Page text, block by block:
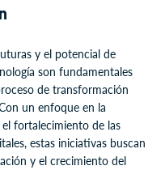
y el potencial de
son fundamentales
de transformación
un enfoque en la
fortalecimiento de las
estas iniciativas buscan
y el crecimiento del